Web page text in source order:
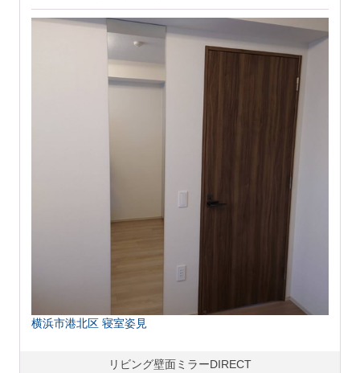
横浜市港北区 寝室姿見
リビング壁面ミラーDIRECT